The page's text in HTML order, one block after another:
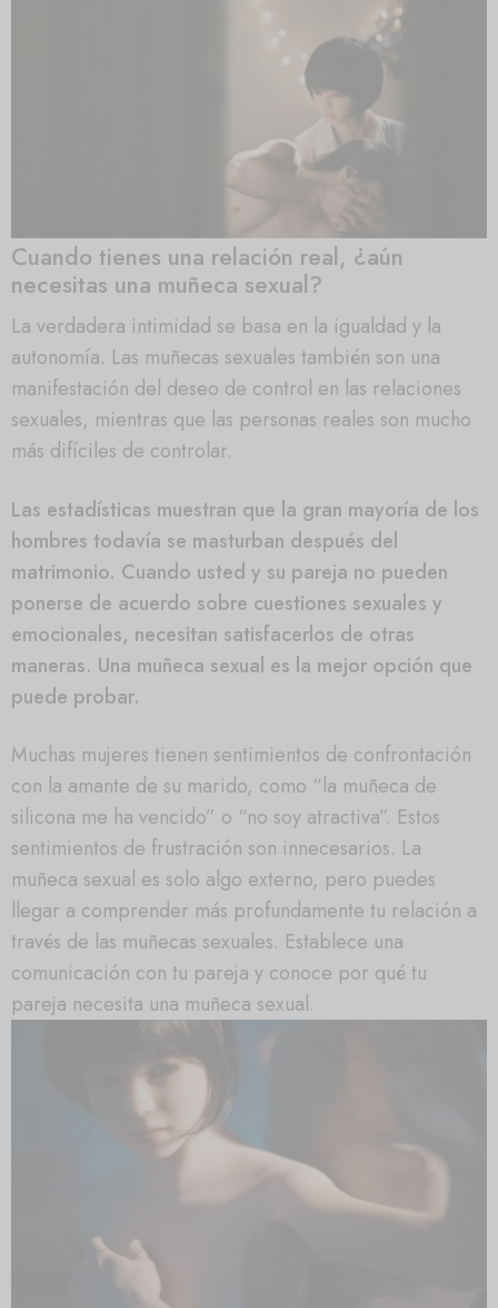
Cuando tienes una relación real, ¿aún
necesitas una muñeca sexual?
La verdadera intimidad se basa en la igualdad y la
autonomía. Las muñecas sexuales también son una
manifestación del deseo de control en las relaciones
sexuales, mientras que las personas reales son mucho
más difíciles de controlar.
Las estadísticas muestran que la gran mayoría de los
hombres todavía se masturban después del
matrimonio. Cuando usted y su pareja no pueden
ponerse de acuerdo sobre cuestiones sexuales y
emocionales, necesitan satisfacerlos de otras
maneras. Una muñeca sexual es la mejor opción que
puede probar.
Muchas mujeres tienen sentimientos de confrontación
con la amante de su marido, como “la muñeca de
silicona me ha vencido” o “no soy atractiva”. Estos
sentimientos de frustración son innecesarios. La
muñeca sexual es solo algo externo, pero puedes
llegar a comprender más profundamente tu relación a
través de las muñecas sexuales. Establece una
comunicación con tu pareja y conoce por qué tu
pareja necesita una muñeca sexual.